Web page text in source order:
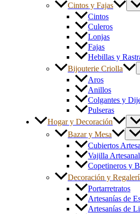
Cintos y Fajas
Cintos
Culeros
Lonjas
Fajas
Hebillas y
Bijouterie Criolla
Aros
Anillos
Colgantes y
Pulseras
Hogar y Decoración
Bazar y Mesa
Cubiertos
Vajilla Artesanal
Copetineros y
Decoración y
Portarretratos
Artesanías de
Artesanías de